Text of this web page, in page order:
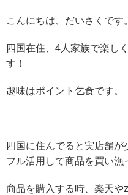
こんにちは、だいさくです。
四国在住、4人家族で楽し
す！
趣味はポイント乞食です。
四国に住んでると実店舗
フル活用して商品を買い漁
商品を購入する時、楽天や